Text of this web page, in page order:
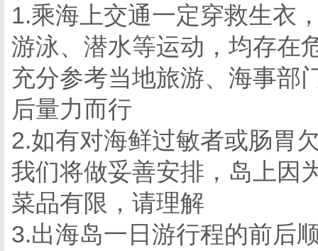
1.乘海上交通一定穿救生衣
游泳、潜水等运动，均存在
充分参考当地旅游、海事部
后量力而行
2.如有对海鲜过敏者或肠胃
我们将做妥善安排，岛上因
菜品有限，请理解
3.出海岛一日游行程的前后